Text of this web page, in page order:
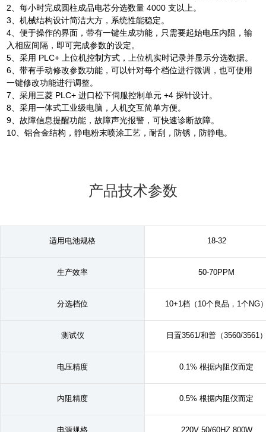
2、每小时完成圆柱成品电芯分选数量 4000 支以上。
3、机械结构设计简洁大方，系统性能稳定。
4、便于操作的界面，带有一键生成功能，只需要起始电压内阻，输
入相应间隔，即可完成参数的设定。
5、采用 PLC+ 上位机控制方式，上位机实时记录并显示分选数据。
6、带有手动修改参数功能，可以针对每个档位进行微调，也可使用
一键修改功能进行调整。
7、采用三菱 PLC+ 进口松下伺服控制单元 +4 探针设计。
8、采用一体式工业级电脑，人机交互简单方便。
9、故障信息提醒功能，故障声光报警，可快速诊断故障。
10、铝合金结构，静电粉末喷涂工艺，耐刮，防锈，防静电。
产品技术参数
适用电池规格 18-32
生产效率 50-70PPM
分选档位 10+1档（10个良品，1个NG
测试仪 日置3561/和普（3560/3561
电压精度 0.1% 根据内阻仪而定
内阻精度 0.5% 根据内阻仪而定